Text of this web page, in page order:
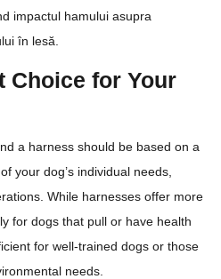
impactul hamului asupra
în lesă.
Choice for Your
a harness should be based on a
your dog’s individual needs,
While harnesses offer more
for dogs that pull or have health
for well-trained dogs or those
needs.